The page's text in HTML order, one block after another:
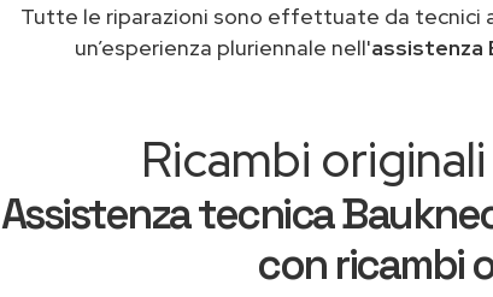
Tutte le riparazioni sono effettuate da tecnici
un’esperienza pluriennale nell'assistenza
Ricambi
Assistenza tecnica
con ricambi